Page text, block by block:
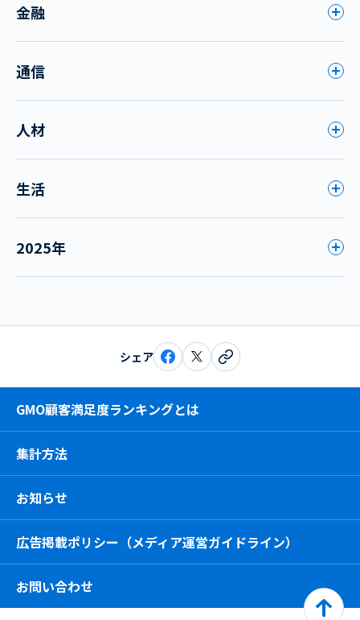
金融
通信
人材
生活
2025年
シェア
GMO顧客満足度ランキングとは
集計方法
お知らせ
広告掲載ポリシー（メディア運営ガイドライン）
お問い合わせ